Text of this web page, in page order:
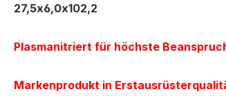
27,5x6,0x102,2
Plasmanitriert für höchste
Markenprodukt in